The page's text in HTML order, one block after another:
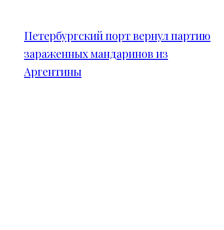
Петербургский порт вернул партию
зараженных мандаринов из
Аргентины